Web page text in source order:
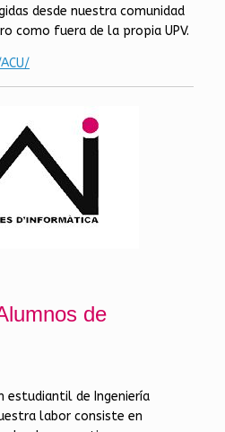
desde nuestra comunidad
como fuera de la propia UPV.
de
estudiantil de Ingeniería
labor consiste en